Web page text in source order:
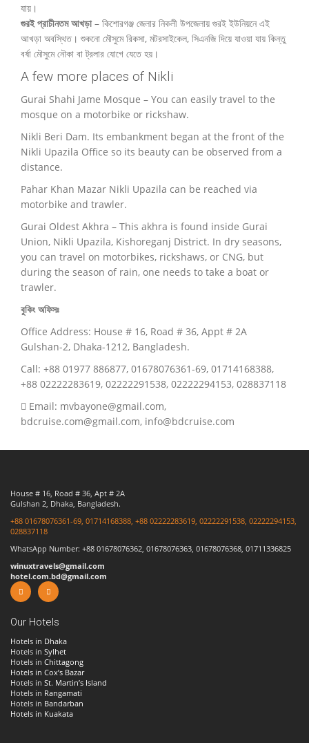
যায়।
গুরই প্রাচীনতম আখড়া– কিশোরগঞ্জ জেলার নিকলী উপজেলায় গুরই ইউনিয়নে এই
আখড়া অবস্থিত। শুকনো মৌসুমে রিকসা, মটরসাইকেল, সিএনজি দিয়ে যাওয়া যায় কিন্তু
বর্ষা মৌসুমে নৌকা বা ট্রলার যোগে যেতে হয়।
A few more places of Nikli
Gurai Shahi Jame Mosque – You can easily travel to the
mosque on a motorbike or rickshaw.
Nikli Beri Dam. Its embankment began at the front of the
Nikli Upazila Office so its beauty can be observed from a
distance.
Pahar Khan Mazar Nikli Upazila can be reached via
motorbike and trawler.
Gurai Oldest Akhra – This akhra is found inside Gurai
Union, Nikli Upazila, Kishoreganj District. In dry seasons,
you can travel on motorbikes, rickshaws, or CNG, but
during the season of rain, one needs to take a boat or
trawler.
বুকিং অফিসঃ
Office Address: House # 16, Road # 36, Appt # 2A
Gulshan-2, Dhaka-1212, Bangladesh.
Call: +88 01977 886877, 01678076361-69, 01714168388,
+88 02222283619, 02222291538, 02222294153, 028837118
Email: mvbayone@gmail.com,
bdcruise.com@gmail.com, info@bdcruise.com
House # 16, Road # 36, Apt # 2A
Gulshan 2, Dhaka, Bangladesh.
+88 01678076361-69, 01714168388, +88 02222283619, 02222291538, 02222294153,
028837118
WhatsApp Number: +88 01678076362, 01678076363, 01678076368, 01711336825
winuxtravels@gmail.com
hotel.com.bd@gmail.com
Our Hotels
Hotels in Dhaka
Hotels in Sylhet
Hotels in Chittagong
Hotels in Cox’s Bazar
Hotels in St. Martin’s Island
Hotels in Rangamati
Hotels in Bandarban
Hotels in Kuakata